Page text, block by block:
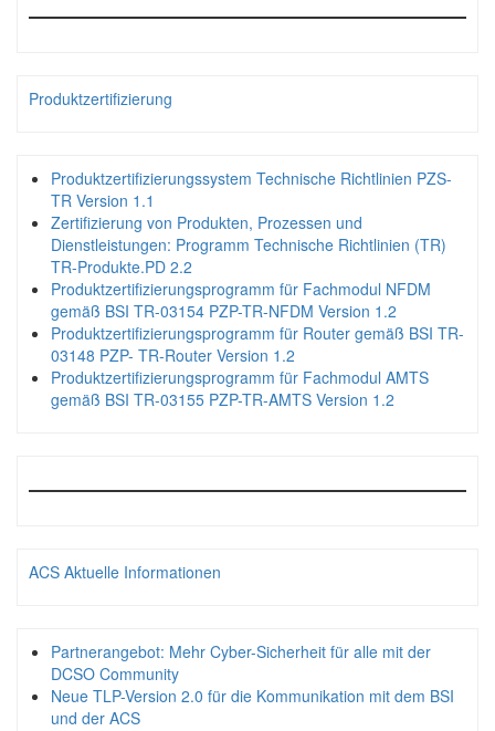
Produktzertifizierung
Produktzertifizierungssystem Technische Richtlinien PZS-
TR Version 1.1
Zertifizierung von Produkten, Prozessen und
Dienstleistungen: Programm Technische Richtlinien (TR)
TR-Produkte.PD 2.2
Produktzertifizierungsprogramm für Fachmodul NFDM
gemäß BSI TR-03154 PZP-TR-NFDM Version 1.2
Produktzertifizierungsprogramm für Router gemäß BSI TR-
03148 PZP- TR-Router Version 1.2
Produktzertifizierungsprogramm für Fachmodul AMTS
gemäß BSI TR-03155 PZP-TR-AMTS Version 1.2
ACS Aktuelle Informationen
Partnerangebot: Mehr Cyber-Sicherheit für alle mit der
DCSO Community
Neue TLP-Version 2.0 für die Kommunikation mit dem BSI
und der ACS